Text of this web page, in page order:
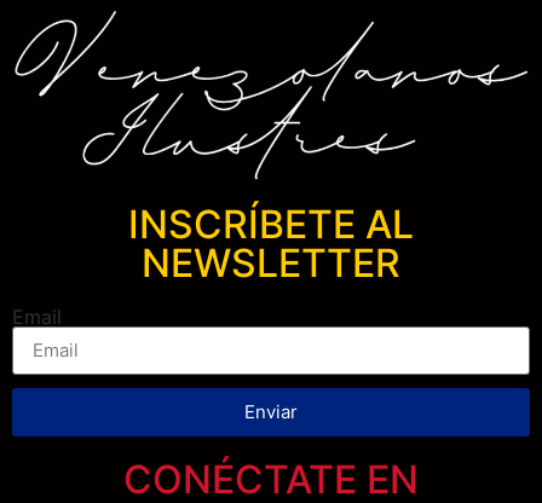
INSCRÍBETE AL
NEWSLETTER
Email
Enviar
CONÉCTATE EN